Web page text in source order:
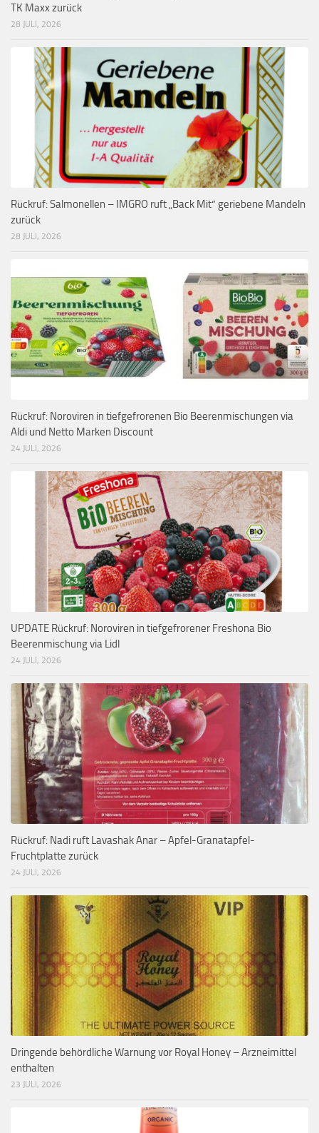
TK Maxx zurück
28 JULI, 2026
Rückruf: Salmonellen – IMGRO ruft „Back Mit“ geriebene Mandeln
zurück
28 JULI, 2026
Rückruf: Noroviren in tiefgefrorenen Bio Beerenmischungen via
Aldi und Netto Marken Discount
24 JULI, 2026
UPDATE Rückruf: Noroviren in tiefgefrorener Freshona Bio
Beerenmischung via Lidl
24 JULI, 2026
Rückruf: Nadi ruft Lavashak Anar – Apfel-Granatapfel-
Fruchtplatte zurück
24 JULI, 2026
Dringende behördliche Warnung vor Royal Honey – Arzneimittel
enthalten
23 JULI, 2026